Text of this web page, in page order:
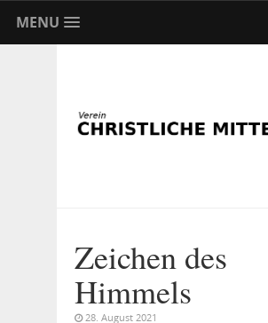
MENU
Zeichen des
Himmels
28. August 2021